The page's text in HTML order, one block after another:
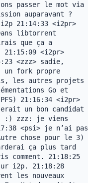
passer le mot via
auparavant ?
21:14:33 <i2pr>
libtorrent
que ça a
<i2pr>
<zzz> sadie,
un fork propre
les autres projets
Go et
21:16:34 <i2pr>
un bon candidat
:) zzz: je viens
<psi> je n’ai pas
chose pour le 3)
ça plus tard
comment. 21:18:25
i2p. 21:18:28
les nouveaux